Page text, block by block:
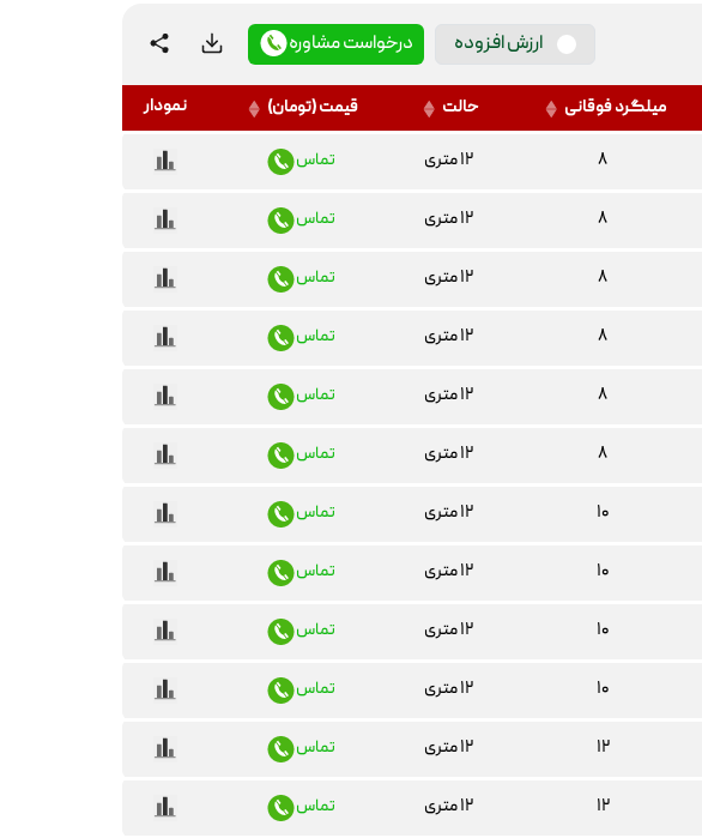
ارزش افزوده درخواست مشاوره
میلگرد فوقانی حالت قیمت (تومان) نمودار
۸ ۱۲ متری تماس
۸ ۱۲ متری تماس
۸ ۱۲ متری تماس
۸ ۱۲ متری تماس
۸ ۱۲ متری تماس
۸ ۱۲ متری تماس
۱۰ ۱۲ متری تماس
۱۰ ۱۲ متری تماس
۱۰ ۱۲ متری تماس
۱۰ ۱۲ متری تماس
۱۲ ۱۲ متری تماس
۱۲ ۱۲ متری تماس